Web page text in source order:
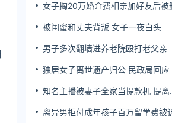
女子掏20万婚介费相亲加好友后被
被闺蜜和丈夫背叛 女子一夜白头
男子多次翻墙进养老院殴打老父亲
独居女子离世遗产归公 民政局回应
知名主播被妻子全家当提款机 提离
离异男拒付成年孩子百万留学费被